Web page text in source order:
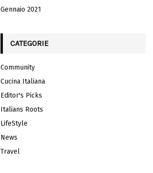
Gennaio 2021
CATEGORIE
Community
Cucina Italiana
Editor's Picks
Italians Roots
LifeStyle
News
Travel